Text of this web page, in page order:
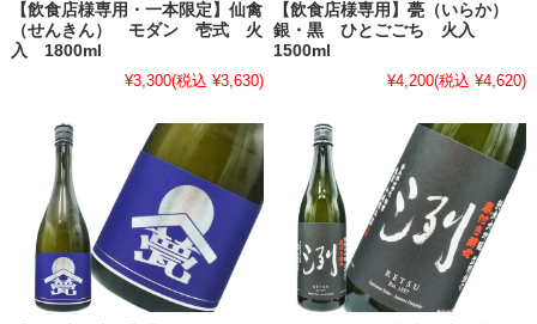
【飲食店様専用・一本限定】仙禽
（せんきん） モダン 壱式 火
入 1800ml
¥3,300(税込 ¥3,630)
【飲食店様専用】甍（いらか）
銀・黒 ひとごごち 火入
1500ml
¥4,200(税込 ¥4,620)